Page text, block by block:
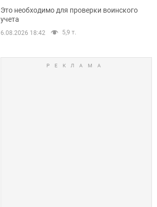
нужно
Это необходимо для проверки воинского
учета
6.08.2026 18:42 5,9 т.